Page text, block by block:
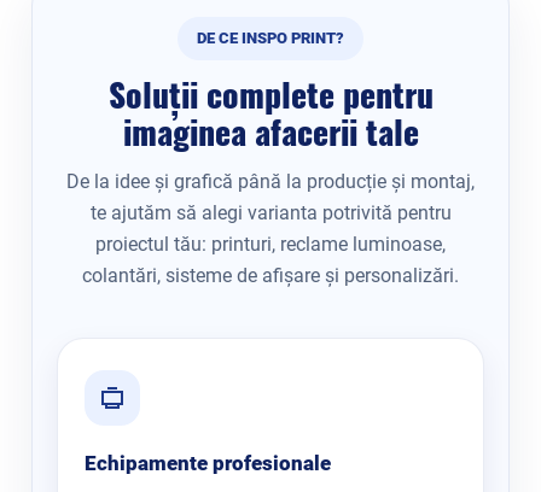
DE CE INSPO PRINT?
Soluții complete pentru
imaginea afacerii tale
De la idee și grafică până la producție și montaj,
te ajutăm să alegi varianta potrivită pentru
proiectul tău: printuri, reclame luminoase,
colantări, sisteme de afișare și personalizări.
Echipamente profesionale